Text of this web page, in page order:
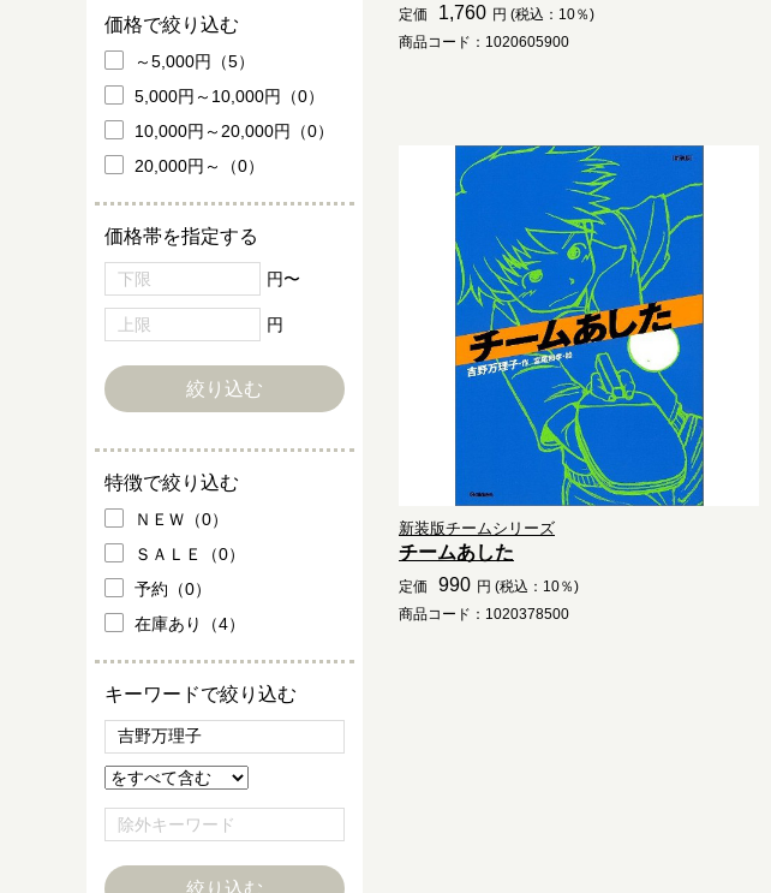
定価 1,760 円 (税込：10％)
商品コード：1020605900
新装版チームシリーズ
チームあした
定価 990 円 (税込：10％)
商品コード：1020378500
価格で絞り込む
～5,000円（5）
5,000円～10,000円（0）
10,000円～20,000円（0）
20,000円～（0）
価格帯を指定する
円〜
円
特徴で絞り込む
ＮＥＷ（0）
ＳＡＬＥ（0）
予約（0）
在庫あり（4）
キーワードで絞り込む